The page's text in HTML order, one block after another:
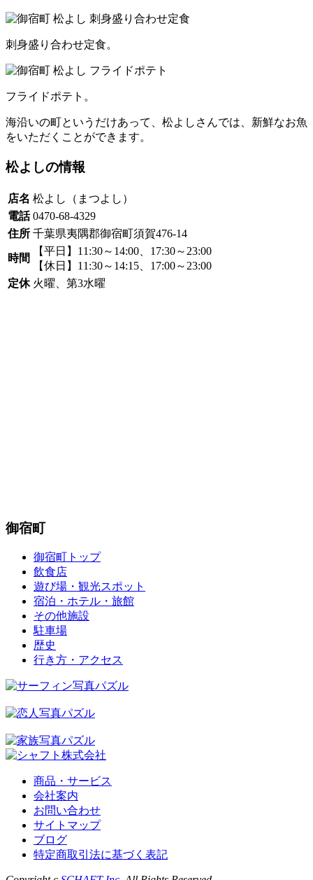
刺身盛り合わせ定食。
フライドポテト。
海沿いの町というだけあって、松よしさんでは、新鮮なお魚
をいただくことができます。
松よしの情報
店名 松よし（まつよし）
電話 0470-68-4329
住所 千葉県夷隅郡御宿町須賀476-14
時間
【平日】11:30～14:00、17:30～23:00
【休日】11:30～14:15、17:00～23:00
定休 火曜、第3水曜
御宿町
御宿町トップ
飲食店
遊び場・観光スポット
宿泊・ホテル・旅館
その他施設
駐車場
歴史
行き方・アクセス
商品・サービス
会社案内
お問い合わせ
サイトマップ
ブログ
特定商取引法に基づく表記